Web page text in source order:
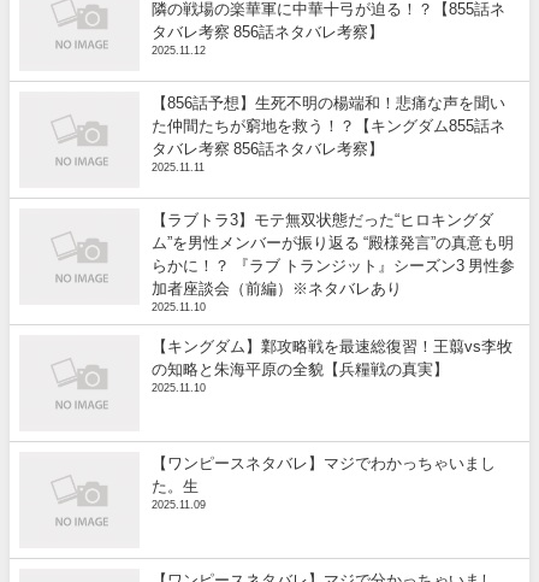
隣の戦場の楽華軍に中華十弓が迫る！？【855話ネ
タバレ考察 856話ネタバレ考察】
2025.11.12
【856話予想】生死不明の楊端和！悲痛な声を聞い
た仲間たちが窮地を救う！？【キングダム855話ネ
タバレ考察 856話ネタバレ考察】
2025.11.11
【ラブトラ3】モテ無双状態だった“ヒロキングダ
ム”を男性メンバーが振り返る “殿様発言”の真意も明
らかに！？ 『ラブ トランジット』シーズン3 男性参
加者座談会（前編）※ネタバレあり
2025.11.10
【キングダム】鄴攻略戦を最速総復習！王翦vs李牧
の知略と朱海平原の全貌【兵糧戦の真実】
2025.11.10
【ワンピースネタバレ】マジでわかっちゃいまし
た。生
2025.11.09